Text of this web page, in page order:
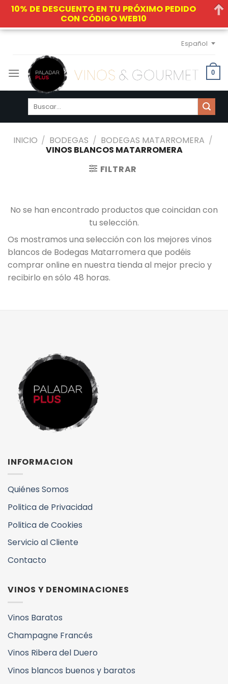
content
Español
0
Buscar
INICIO / BODEGAS / BODEGAS MATARROMERA /
VINOS BLANCOS MATARROMERA
FILTRAR
Os mostramos una selección con los mejores vinos
blancos de Bodegas Matarromera que podéis
comprar online en nuestra tienda al mejor precio y
recibirlo en sólo 48 horas.
No se han encontrado productos que coincidan con
tu selección.
INFORMACION
Quiénes Somos
Politica de Privacidad
Politica de Cookies
Servicio al Cliente
Contacto
VINOS Y DENOMINACIONES
Vinos Baratos
Champagne Francés
Vinos Ribera del Duero
Vinos blancos buenos y baratos
10% DE DESCUENTO EN TU PRÓXIMO PEDIDO
CON CÓDIGO WEB10